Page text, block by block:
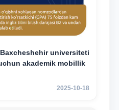
universiteti
akademik mobillik
2025-10-18